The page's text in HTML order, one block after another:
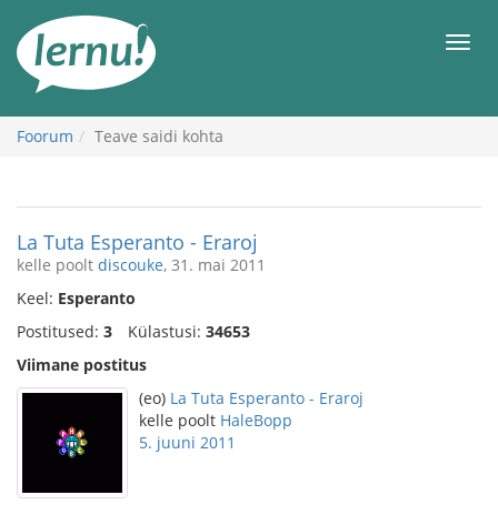
juurde
Foorum Teave saidi kohta
La Tuta Esperanto - Eraroj
kelle poolt discouke, 31. mai 2011
Keel: Esperanto
Postitused: 3 Külastusi: 34653
Viimane postitus
(eo) La Tuta Esperanto - Eraroj
kelle poolt HaleBopp
5. juuni 2011